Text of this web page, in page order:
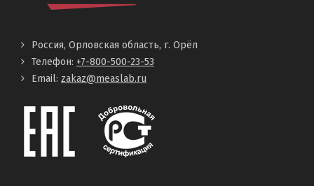
Россия, Орловская область, г. Орёл
Телефон: +7-800-500-23-53
Email: zakaz@measlab.ru